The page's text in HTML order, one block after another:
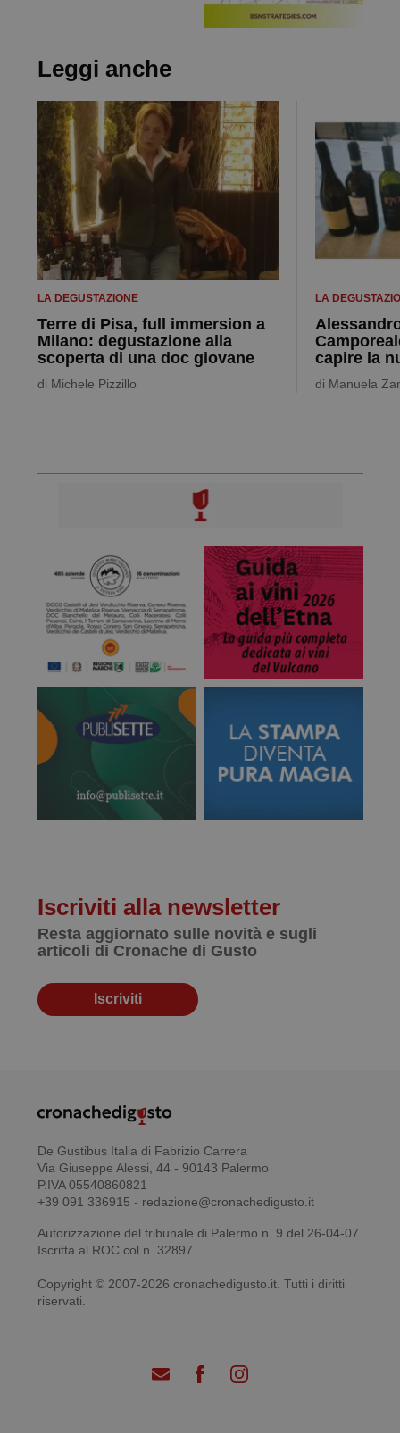
Leggi anche
LA DEGUSTAZIONE
Terre di Pisa, full immersion a
Milano: degustazione alla
scoperta di una doc giovane
di Michele Pizzillo
LA
capire la
di Manuela
Iscriviti alla newsletter
Resta aggiornato sulle novità e sugli
articoli di Cronache di Gusto
Iscriviti
De Gustibus Italia di Fabrizio Carrera
Via Giuseppe Alessi, 44 - 90143 Palermo
P.IVA 05540860821
+39 091 336915 - redazione@cronachedigusto.it
Autorizzazione del tribunale di Palermo n. 9 del 26-04-07
Iscritta al ROC col n. 32897
Copyright © 2007-2026 cronachedigusto.it. Tutti i diritti
riservati.